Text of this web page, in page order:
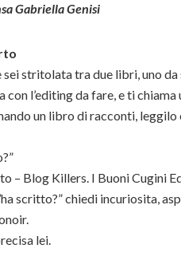
Gabriella Genisi
stritolata tra due libri, uno da
con l’editing da fare, e ti chiama
un libro di racconti, leggilo
– Blog Killers. I Buoni Cugini
scritto?” chiedi incuriosita,
lei.